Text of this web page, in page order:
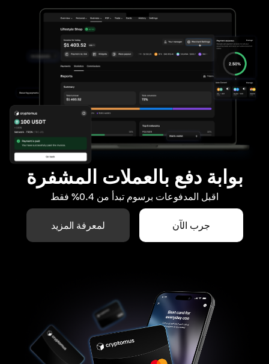
بوابة دفع بالعملات المشفرة
اقبل المدفوعات برسوم تبدأ من 0.4% فقط
جرب الآن لمعرفة المزيد